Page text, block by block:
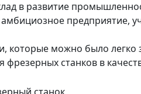
в развитие
предприятие,
которые можно было
станков в